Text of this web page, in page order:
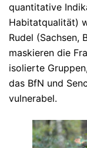
quantitative
Habitatqualität)
Rudel (Sachsen,
maskieren die
isolierte
das BfN und
vulnerabel.